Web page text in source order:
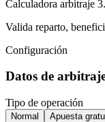
Calculadora arbitraje
Valida reparto,
Configuración
Datos de
Tipo de operación
Normal Apuesta